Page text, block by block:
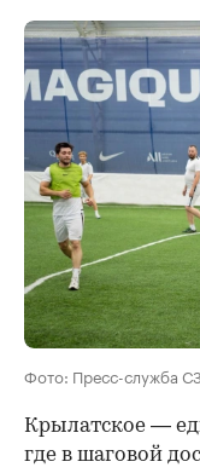
Фото: Пресс-служба
Крылатское —
где в шаговой